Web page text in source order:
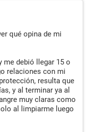
qué opina de mi
me debió llegar 15 o
relaciones con mi
resulta que
y al terminar ya al
muy claras como
al limpiarme luego